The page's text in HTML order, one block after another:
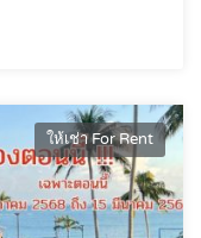
ให้เช่า For Rent